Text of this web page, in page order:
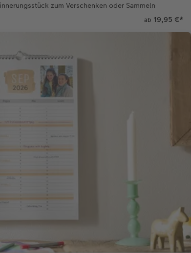
zum Verschenken oder Sammeln
ab 19,95 €*